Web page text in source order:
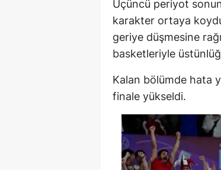
Üçüncü periyot
karakter ortaya
geriye düşmesine
basketleriyle
Kalan bölümde hata
finale yükseldi.